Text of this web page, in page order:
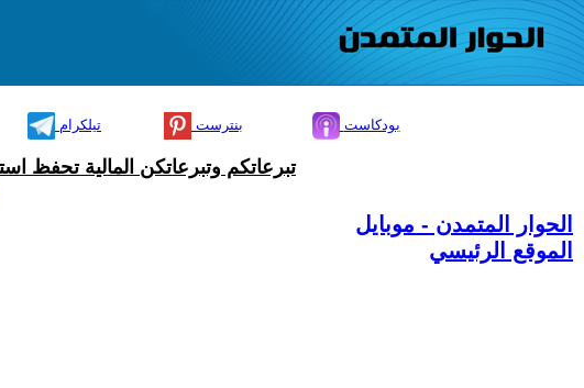
تيلكرام بنترست بودكاست
تبرعاتكم وتبرعاتكن المالية تحفظ
الحوار المتمدن - موبايل
الموقع الرئيسي